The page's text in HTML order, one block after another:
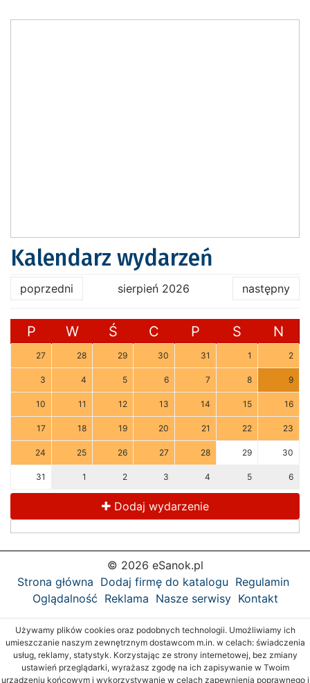
Kalendarz wydarzeń
poprzedni sierpień 2026 następny
P W Ś C P S N
27 28 29 30 31 1 2
3 4 5 6 7 8 9
10 11 12 13 14 15 16
17 18 19 20 21 22 23
24 25 26 27 28 29 30
31 1 2 3 4 5 6
Dodaj wydarzenie
© 2026 eSanok.pl
Strona główna Dodaj firmę do katalogu Regulamin
Oglądalność Reklama Nasze serwisy Kontakt
Używamy plików cookies oraz podobnych technologii. Umożliwiamy ich
umieszczanie naszym zewnętrznym dostawcom m.in. w celach: świadczenia
usług, reklamy, statystyk. Korzystając ze strony internetowej, bez zmiany
ustawień przeglądarki, wyrażasz zgodę na ich zapisywanie w Twoim
urządzeniu końcowym i wykorzystywanie w celach zapewnienia poprawnego i